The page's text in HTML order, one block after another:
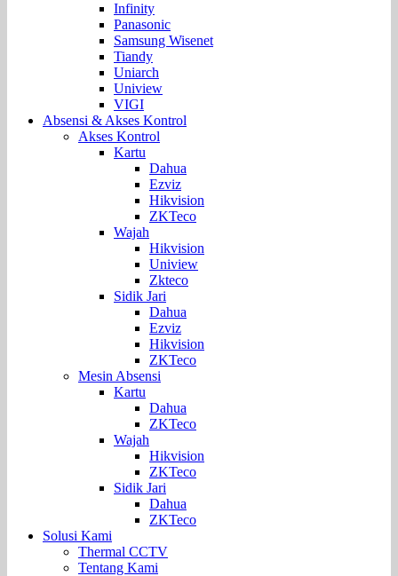
Infinity
Panasonic
Samsung Wisenet
Tiandy
Uniarch
Uniview
VIGI
Absensi & Akses Kontrol
Akses Kontrol
Kartu
Dahua
Ezviz
Hikvision
ZKTeco
Wajah
Hikvision
Uniview
Zkteco
Sidik Jari
Dahua
Ezviz
Hikvision
ZKTeco
Mesin Absensi
Kartu
Dahua
ZKTeco
Wajah
Hikvision
ZKTeco
Sidik Jari
Dahua
ZKTeco
Solusi Kami
Thermal CCTV
Tentang Kami